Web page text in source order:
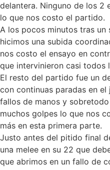
delantera. Ninguno de los 2
lo que nos costo el partido.
A los pocos minutos tras un
hicimos una subida
nos costo el ensayo en
que intervinieron casi todos
El resto del partido fue un
con continuas paradas en
fallos de manos y
muchos golpes lo que nos
más en esta primera parte.
Justo antes del pitido final
una melee en su 22 que
que abrimos en un fallo de